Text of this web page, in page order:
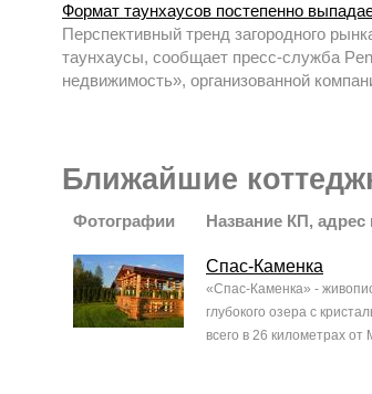
Формат таунхаусов постепенно
Перспективный тренд загородного
таунхаусы, сообщает пресс-служба
недвижимость», организованной
Ближайшие
Фотографии Название КП, адрес
Спас-Каменка
«Спас-Каменка» -
глубокого озера с
всего в 26 километрах